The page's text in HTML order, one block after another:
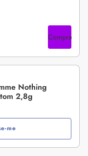
Compre
Nothing
2,8g
me